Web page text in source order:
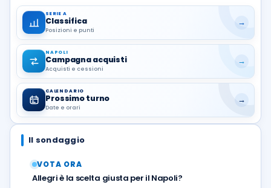
SERIE A
Classifica
Posizioni e punti
→
NAPOLI
Campagna acquisti
Acquisti e cessioni
→
CALENDARIO
Prossimo turno
Date e orari
→
Il sondaggio
VOTA ORA
Allegri è la scelta giusta per il Napoli?